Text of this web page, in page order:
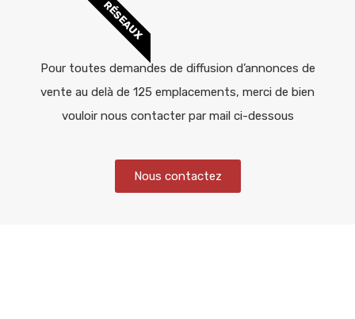
RÉSEAUX
Pour toutes demandes de diffusion d’annonces de
vente au delà de 125 emplacements, merci de bien
vouloir nous contacter par mail ci-dessous
Nous contactez